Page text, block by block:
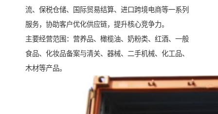
流、保税仓储、国际贸易结算、进口跨境电商等一系列
服务，协助客户优化供应链，提升核心竞争力。
主要经营范围：营养品、橄榄油、奶粉类、红酒、一般
食品、化妆品备案与清关、器械、二手机械、化工品、
木材等产品。